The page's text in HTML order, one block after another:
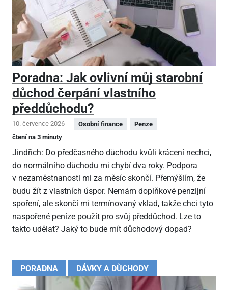
Poradna: Jak ovlivní můj starobní
důchod čerpání vlastního
předdůchodu?
10. července 2026 Osobní finance
Penze
čtení na 3 minuty
Jindřich: Do předčasného důchodu kvůli krácení nechci,
do normálního důchodu mi chybí dva roky. Podpora
v nezaměstnanosti mi za měsíc skončí. Přemýšlím, že
budu žít z vlastních úspor. Nemám doplňkové penzijní
spoření, ale skončí mi termínovaný vklad, takže chci tyto
naspořené peníze použít pro svůj předdůchod. Lze to
takto udělat? Jaký to bude mít důchodový dopad?
PORADNA DÁVKY A DŮCHODY